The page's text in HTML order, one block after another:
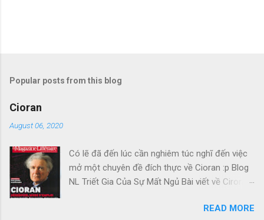
Popular posts from this blog
Cioran
August 06, 2020
Có lẽ đã đến lúc cần nghiêm túc nghĩ đến việc
mở một chuyên đề đích thực về Cioran :p Blog
NL Triết Gia Của Sự Mất Ngủ Bài viết về Ciroran
hoài, mà cứ lu bu hoài. Mới lật ra đi 1 đường
READ MORE